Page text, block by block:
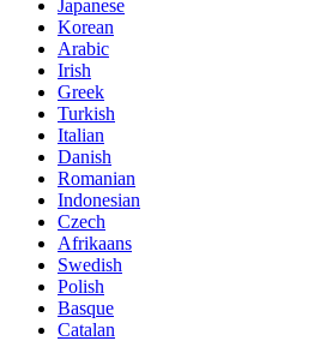
Japanese
Korean
Arabic
Irish
Greek
Turkish
Italian
Danish
Romanian
Indonesian
Czech
Afrikaans
Swedish
Polish
Basque
Catalan